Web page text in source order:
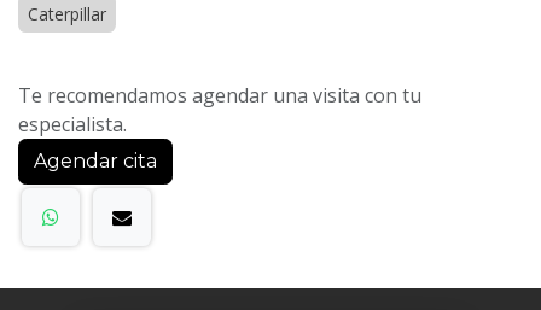
Caterpillar
Te recomendamos agendar una visita con tu
especialista.
Agendar cita